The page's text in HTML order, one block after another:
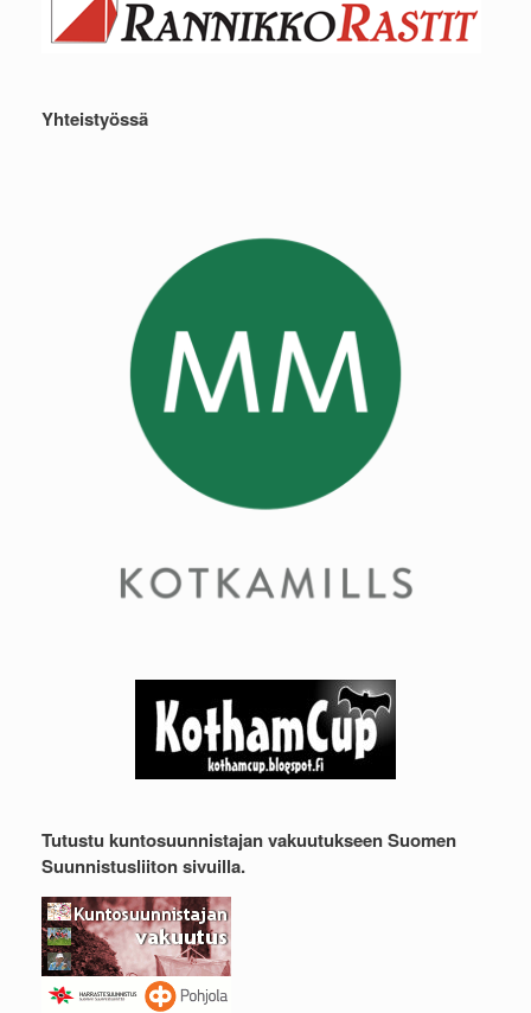
Yhteistyössä
Tutustu kuntosuunnistajan vakuutukseen Suomen
Suunnistusliiton sivuilla.